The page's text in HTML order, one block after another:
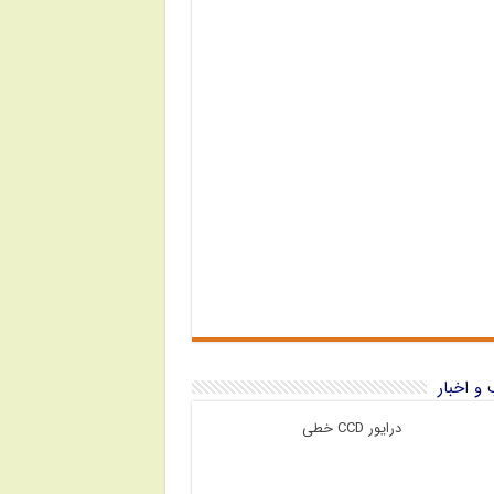
اخبار
درایور CCD خطی